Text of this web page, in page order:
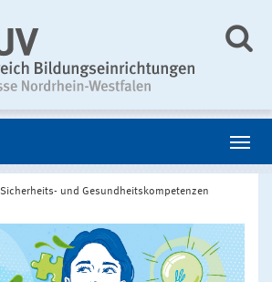
Sicherheits- und Gesundheitskompetenzen